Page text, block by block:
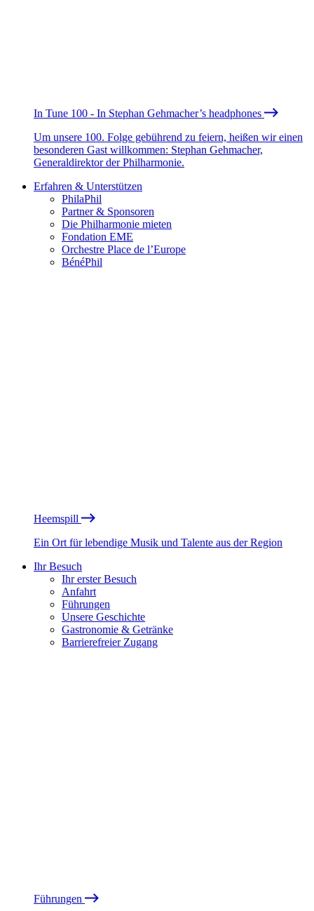
In Tune 100 - In Stephan Gehmacher’s headphones
Um unsere 100. Folge gebührend zu feiern, heißen wir einen
besonderen Gast willkommen: Stephan Gehmacher,
Generaldirektor der Philharmonie.
Erfahren & Unterstützen
PhilaPhil
Partner & Sponsoren
Die Philharmonie mieten
Fondation EME
Orchestre Place de l’Europe
BénéPhil
Heemspill
Ein Ort für lebendige Musik und Talente aus der Region
Ihr Besuch
Ihr erster Besuch
Anfahrt
Führungen
Unsere Geschichte
Gastronomie & Getränke
Barrierefreier Zugang
Führungen